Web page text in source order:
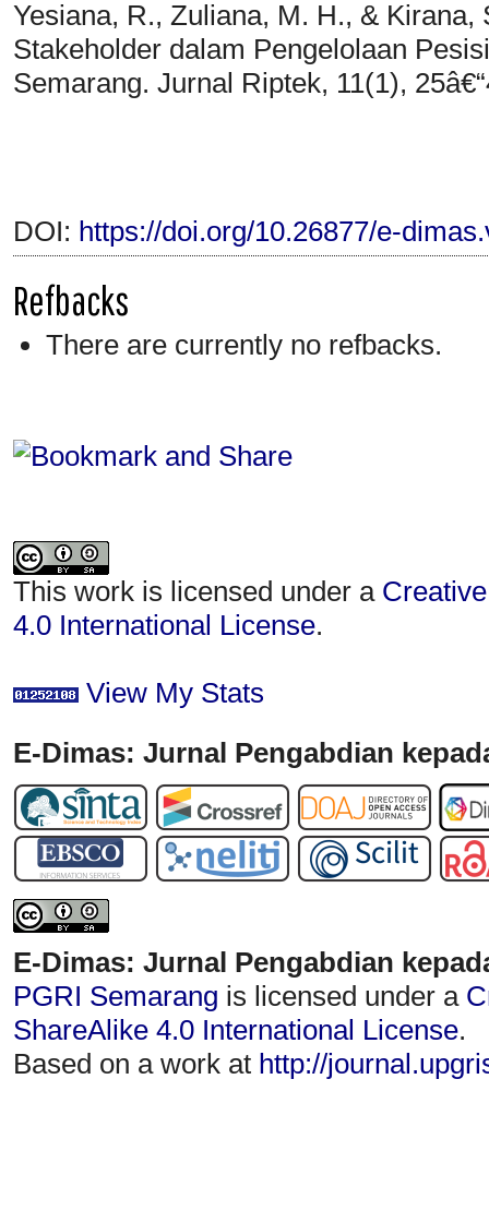
Yesiana, R., Zuliana, M. H., &
Stakeholder dalam Pengelolaan
Semarang. Jurnal Riptek, 11(1),
DOI: https://doi.org/10.26877/e-
Refbacks
There are currently no refbacks.
This work is licensed under a
4.0 International License.
View My Stats
E-Dimas: Jurnal Pengabdian
E-Dimas: Jurnal Pengabdian
PGRI Semarang is licensed under a
ShareAlike 4.0 International License.
Based on a work at http://